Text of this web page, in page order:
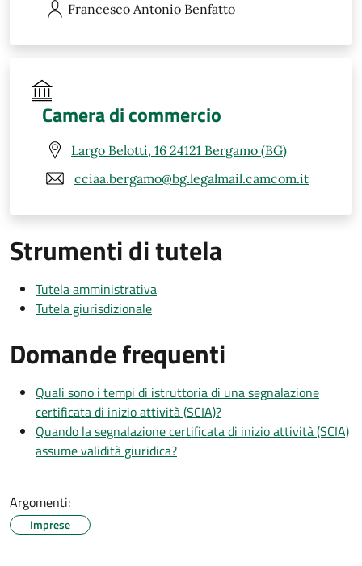
Francesco Antonio Benfatto
Camera di commercio
Largo Belotti, 16 24121 Bergamo (BG)
cciaa.bergamo@bg.legalmail.camcom.it
Strumenti di tutela
Tutela amministrativa
Tutela giurisdizionale
Domande frequenti
Quali sono i tempi di istruttoria di una segnalazione
certificata di inizio attività (SCIA)?
Quando la segnalazione certificata di inizio attività (SCIA)
assume validità giuridica?
Argomenti:
Imprese